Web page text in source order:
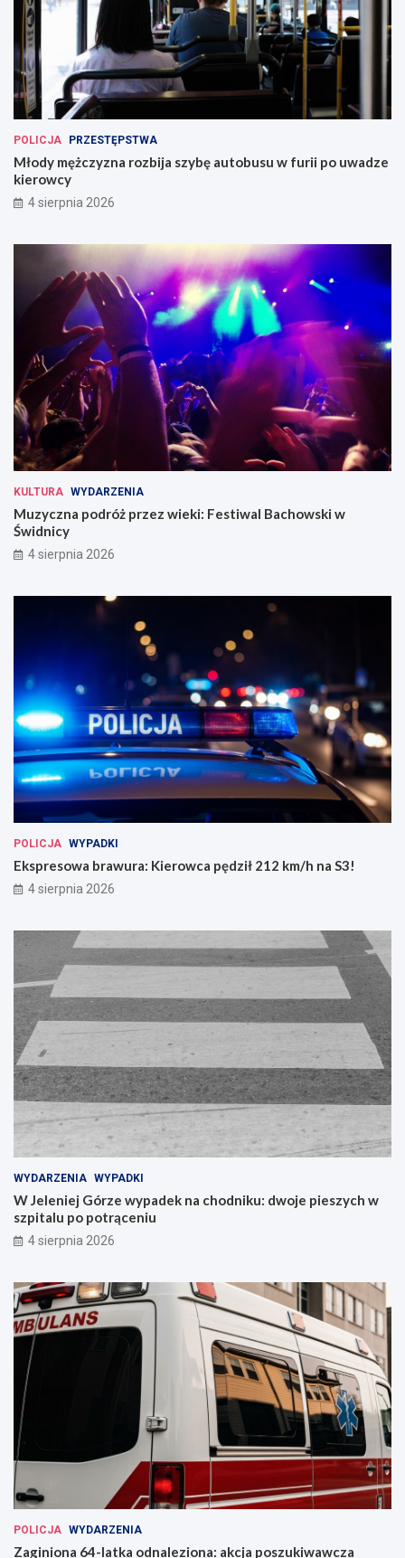
POLICJA PRZESTĘPSTWA
Młody mężczyzna rozbija szybę autobusu w furii po uwadze
kierowcy
4 sierpnia 2026
KULTURA WYDARZENIA
Muzyczna podróż przez wieki: Festiwal Bachowski w
Świdnicy
4 sierpnia 2026
POLICJA WYPADKI
Ekspresowa brawura: Kierowca pędził 212 km/h na S3!
4 sierpnia 2026
WYDARZENIA WYPADKI
W Jeleniej Górze wypadek na chodniku: dwoje pieszych w
szpitalu po potrąceniu
4 sierpnia 2026
POLICJA WYDARZENIA
Zaginiona 64-latka odnaleziona: akcja poszukiwawcza